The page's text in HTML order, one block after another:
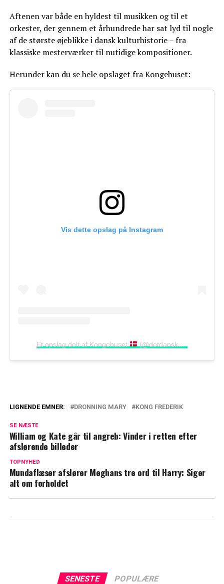
Aftenen var både en hyldest til musikken og til et
orkester, der gennem et århundrede har sat lyd til nogle
af de største øjeblikke i dansk kulturhistorie – fra
klassiske mesterværker til nutidige kompositioner.
Herunder kan du se hele opslaget fra Kongehuset:
Vis dette opslag på Instagram
Et opslag delt af Kongehuset (@detdanskekongehus)
Mary: Mon de gør det?
Kong Frederik og dronning Mary i spidsen
LIGNENDE EMNER: DRONNING MARY KONG FREDERIK
SE NÆSTE
William og Kate går til angreb: Vinder i retten efter
afslørende billeder
TOPNYHED
Mundaflæser afslører Meghans tre ord til Harry: Siger
alt om forholdet
SENESTE POPULÆRE